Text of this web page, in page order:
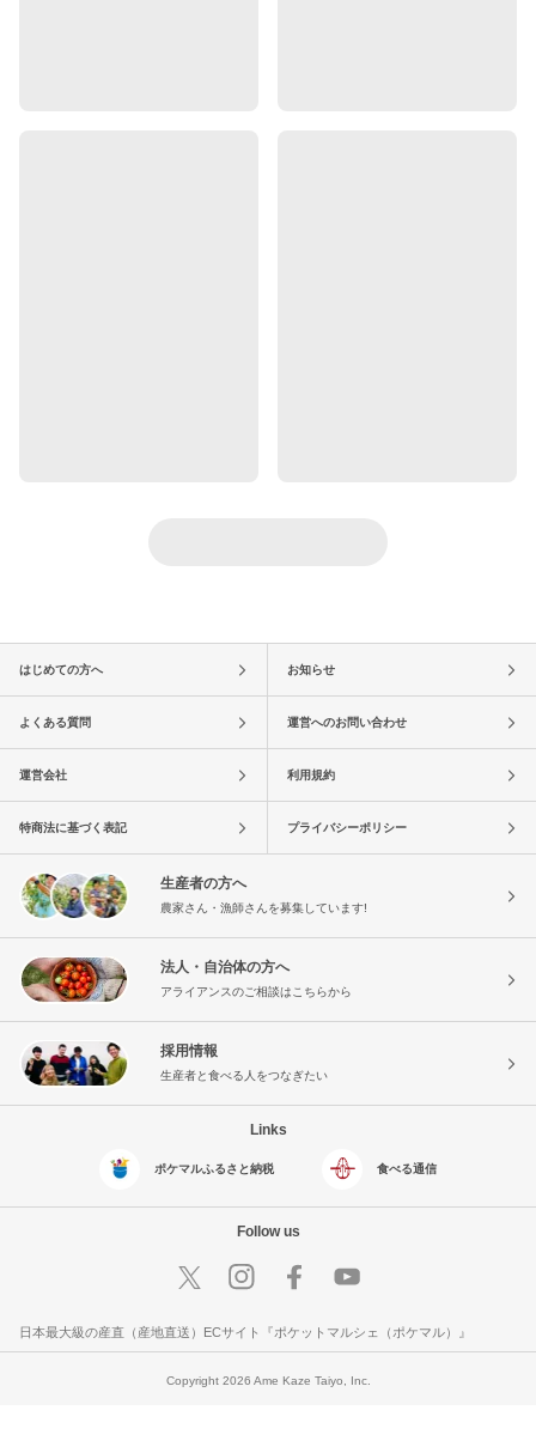
はじめての方へ お知らせ
よくある質問 運営へのお問い合わせ
運営会社 利用規約
特商法に基づく表記 プライバシーポリシー
生産者の方へ
農家さん・漁師さんを募集しています!
法人・自治体の方へ
アライアンスのご相談はこちらから
採用情報
生産者と食べる人をつなぎたい
Links
ポケマルふるさと納税 食べる通信
Follow us
日本最大級の産直（産地直送）ECサイト『ポケットマルシェ（ポケマル）』
Copyright 2026 Ame Kaze Taiyo, Inc.